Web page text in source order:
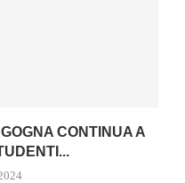
CONTINUA A